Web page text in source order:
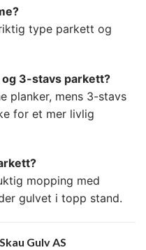
type parkett og
3-stavs parkett?
planker, mens 3-stavs
for et mer livlig
mopping med
gulvet i topp stand.
Gulv AS